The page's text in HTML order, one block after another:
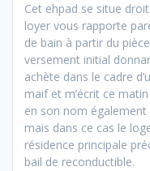
Cet ehpad se situe
loyer vous rapporte
de bain à partir du
versement initial
achète dans le cadre
maif et m’écrit ce
en son nom également
mais dans ce cas le
résidence principale
bail de reconductible.